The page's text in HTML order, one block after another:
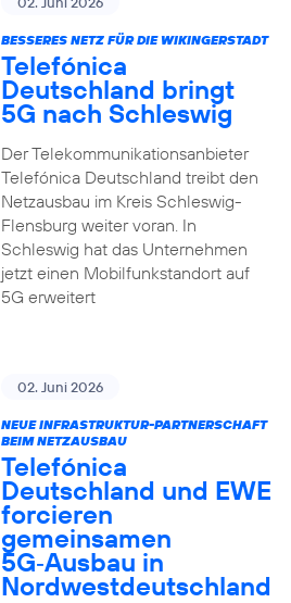
BESSERES NETZ FÜR DIE WIKINGERSTADT
Telefónica
Deutschland bringt
5G nach Schleswig
Der Telekommunikationsanbieter
Telefónica Deutschland treibt den
Netzausbau im Kreis Schleswig-
Flensburg weiter voran. In
Schleswig hat das Unternehmen
jetzt einen Mobilfunkstandort auf
5G erweitert
02. Juni 2026
NEUE INFRASTRUKTUR-PARTNERSCHAFT
BEIM NETZAUSBAU
Telefónica
Deutschland und EWE
forcieren
gemeinsamen
5G‑Ausbau in
Nordwestdeutschland